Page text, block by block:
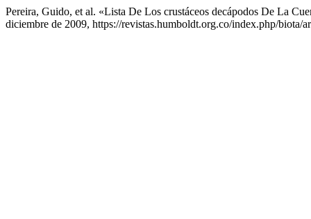
Pereira, Guido, et al. «Lista De Los crustáceos decápodos De La
diciembre de 2009, https://revistas.humboldt.org.co/index.php/biota/